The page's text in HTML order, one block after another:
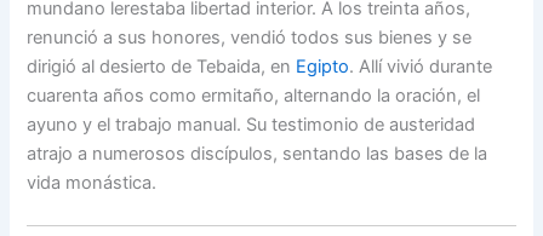
mundano lerestaba libertad interior. A los treinta años,
renunció a sus honores, vendió todos sus bienes y se
dirigió al desierto de Tebaida, en Egipto. Allí vivió durante
cuarenta años como ermitaño, alternando la oración, el
ayuno y el trabajo manual. Su testimonio de austeridad
atrajo a numerosos discípulos, sentando las bases de la
vida monástica.